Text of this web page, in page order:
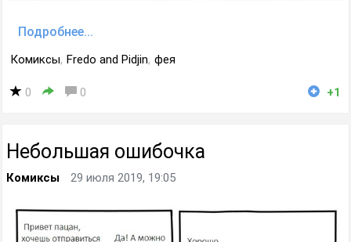
Подробнее...
Комиксы, Fredo and Pidjin, фея
0 0 +1
Небольшая ошибочка
Комиксы 29 июля 2019, 19:05